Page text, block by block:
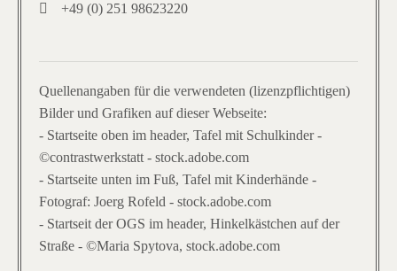
+49 (0) 251 98623220
Quellenangaben für die verwendeten (lizenzpflichtigen)
Bilder und Grafiken auf dieser Webseite:
- Startseite oben im header, Tafel mit Schulkinder -
©contrastwerkstatt - stock.adobe.com
- Startseite unten im Fuß, Tafel mit Kinderhände -
Fotograf: Joerg Rofeld - stock.adobe.com
- Startseit der OGS im header, Hinkelkästchen auf der
Straße - ©Maria Spytova, stock.adobe.com